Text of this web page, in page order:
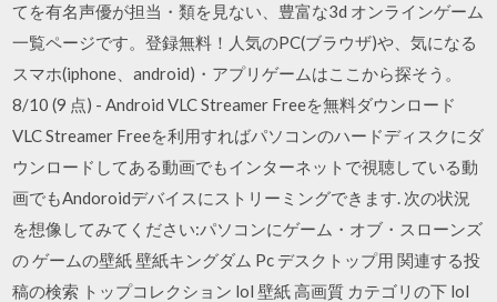
てを有名声優が担当・類を見ない、豊富な3d オンラインゲーム
一覧ページです。登録無料！人気のPC(ブラウザ)や、気になる
スマホ(iphone、android)・アプリゲームはここから探そう。
8/10 (9 点) - Android VLC Streamer Freeを無料ダウンロード
VLC Streamer Freeを利用すればパソコンのハードディスクにダ
ウンロードしてある動画でもインターネットで視聴している動
画でもAndoroidデバイスにストリーミングできます. 次の状況
を想像してみてください:パソコンにゲーム・オブ・スローンズ
の ゲームの壁紙 壁紙キングダム Pc デスクトップ用 関連する投
稿の検索 トップコレクション lol 壁紙 高画質 カテゴリの下 lol